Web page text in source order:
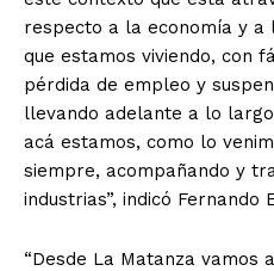
respecto a la economía y a
que estamos viviendo, con
pérdida de empleo y
llevando adelante a lo
acá estamos, como lo
siempre, acompañando y
industrias”, indicó Fernando
“Desde La Matanza vamos